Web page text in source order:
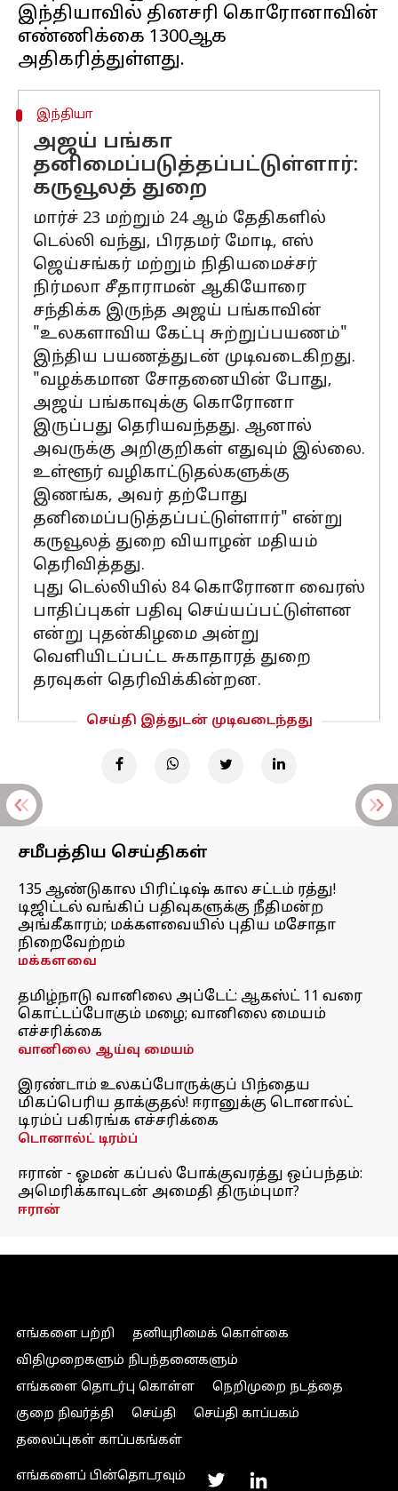
இந்தியாவில் தினசரி கொரோனாவின்
எண்ணிக்கை 1300ஆக
இந்தியா
அஜய் பங்கா
தனிமைப்படுத்தப்பட்டுள்ளார்:
கருவூலத் துறை
மார்ச் 23 மற்றும் 24 ஆம் தேதிகளில்
டெல்லி வந்து, பிரதமர் மோடி, எஸ்
ஜெய்சங்கர் மற்றும் நிதியமைச்சர்
நிர்மலா சீதாராமன் ஆகியோரை
சந்திக்க இருந்த அஜய் பங்காவின்
"உலகளாவிய கேட்பு சுற்றுப்பயணம்"
இந்திய பயணத்துடன் முடிவடைகிறது.
"வழக்கமான சோதனையின் போது, ​​
அஜய் பங்காவுக்கு கொரோனா
இருப்பது தெரியவந்தது. ஆனால்
அவருக்கு அறிகுறிகள் எதுவும் இல்லை.
உள்ளூர் வழிகாட்டுதல்களுக்கு
இணங்க, அவர் தற்போது
தனிமைப்படுத்தப்பட்டுள்ளார்" என்று
கருவூலத் துறை வியாழன் மதியம்
தெரிவித்தது.
புது டெல்லியில் 84 கொரோனா வைரஸ்
பாதிப்புகள் பதிவு செய்யப்பட்டுள்ளன
என்று புதன்கிழமை அன்று
வெளியிடப்பட்ட சுகாதாரத் துறை
தரவுகள் தெரிவிக்கின்றன.
செய்தி இத்துடன் முடிவடைந்தது
சமீபத்திய செய்திகள்
135 ஆண்டுகால பிரிட்டிஷ் கால சட்டம் ரத்து!
டிஜிட்டல் வங்கிப் பதிவுகளுக்கு நீதிமன்ற
அங்கீகாரம்; மக்களவையில் புதிய மசோதா
நிறைவேற்றம்
மக்களவை
தமிழ்நாடு வானிலை அப்டேட்: ஆகஸ்ட் 11 வரை
கொட்டப்போகும் மழை; வானிலை மையம்
எச்சரிக்கை
வானிலை ஆய்வு மையம்
இரண்டாம் உலகப்போருக்குப் பிந்தைய
மிகப்பெரிய தாக்குதல்! ஈரானுக்கு டொனால்ட்
டிரம்ப் பகிரங்க எச்சரிக்கை
டொனால்ட் டிரம்ப்
ஈரான் - ஓமன் கப்பல் போக்குவரத்து ஒப்பந்தம்:
அமெரிக்காவுடன் அமைதி திரும்புமா?
ஈரான்
எங்களை பற்றி
தனியுரிமைக் கொள்கை
விதிமுறைகளும் நிபந்தனைகளும்
எங்களை தொடர்பு கொள்ள
நெறிமுறை நடத்தை
குறை நிவர்த்தி
செய்தி
செய்தி காப்பகம்
தலைப்புகள் காப்பகங்கள்
எங்களைப் பின்தொடரவும்